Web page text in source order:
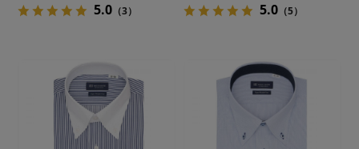
5.0（3） 5.0 （5）